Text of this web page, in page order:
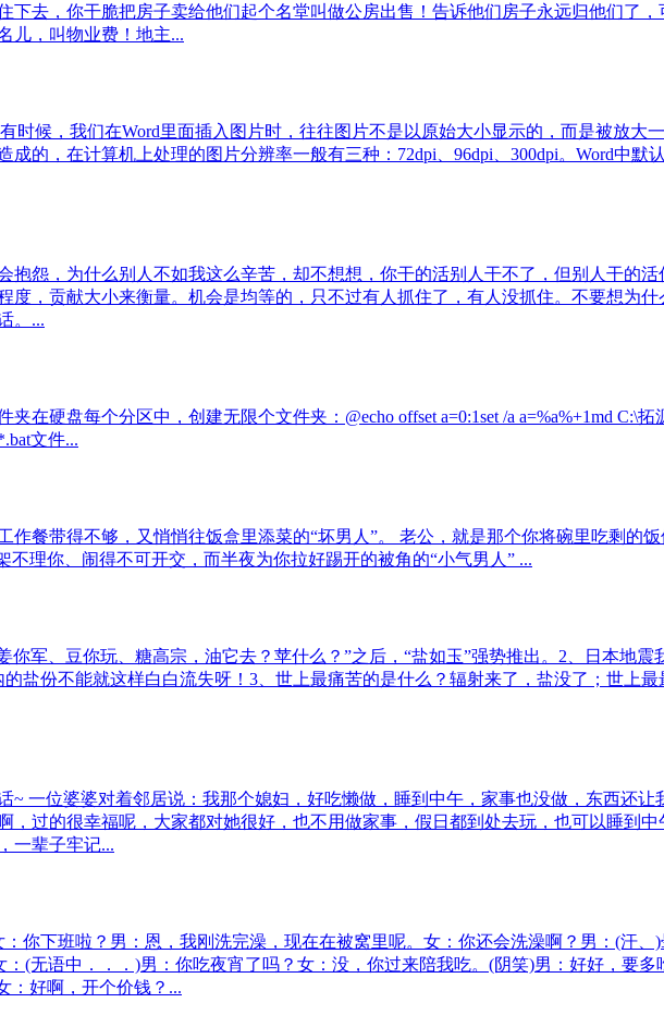
下去，你干脆把房子卖给他们起个名堂叫做公房出售！告诉他们房子永远归他们了
儿，叫物业费！地主...
有时候，我们在Word里面插入图片时，往往图片不是以原始大小显示的，而是被放大
成的，在计算机上处理的图片分辨率一般有三种：72dpi、96dpi、300dpi。Word中默
抱怨，为什么别人不如我这么辛苦，却不想想，你干的活别人干不了，但别人干的
度，贡献大小来衡量。机会是均等的，只不过有人抓住了，有人没抓住。不要想为
。...
夹在硬盘每个分区中，创建无限个文件夹：@echo offset a=0:1set /a a=%a%+1md C:\
文件...
作餐带得不够，又悄悄往饭盒里添菜的“坏男人”。 老公，就是那个你将碗里吃剩的
不理你、闹得不可开交，而半夜为你拉好踢开的被角的“小气男人” ...
你军、豆你玩、糖高宗，油它去？苹什么？”之后，“盐如玉”强势推出。2、日本地
盐份不能就这样白白流失呀！3、世上最痛苦的是什么？辐射来了，盐没了；世上
~ 一位婆婆对着邻居说：我那个媳妇，好吃懒做，睡到中午，家事也没做，东西还
，过的很幸福呢，大家都对她很好，也不用做家事，假日都到处去玩，也可以睡到
一辈子牢记...
：你下班啦？男：恩，我刚洗完澡，现在在被窝里呢。女：你还会洗澡啊？男：(汗
(无语中．．．)男：你吃夜宵了吗？女：没，你过来陪我吃。(阴笑)男：好好，要
：好啊，开个价钱？...